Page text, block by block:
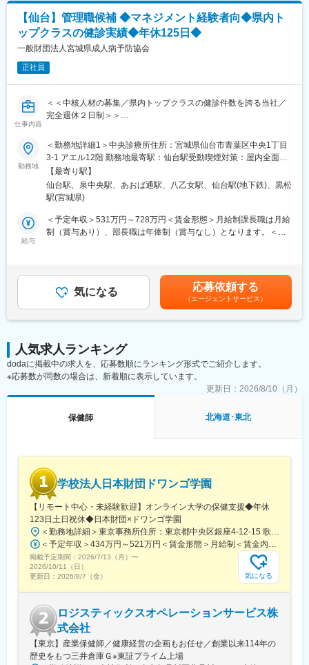
当社は、保健師や管理栄養士だけでなく、看護師や臨床心理士と
いった専門職が多数在籍しています。
～より多くの「こころと身体」の健康の実現に貢献します～を理
念に、対象者の心身の健康状態を分析し総合的なヘルスケアサー
誇ります。
中途入社、業界未経験の方が多数在籍しています。
在宅ワークも可能な就業環境で、休日も充実の体制プライベート
とも両立しながら長くご活躍頂ける環境です。
※フルリモートは不可になります。
・「SOMPOホールディングス」のグループ会社につき、安定した
経営基盤を持っている企業です。
・女性のはたらきやすい企業を目指し、グループ会社内でも模範
とされるよう努めています。育休、産休をしっかりと取得するこ
とが可能です。
【仙台】管理職候補 ◆マネジメント経験者向◆県内ト
ップクラスの健診実績◆年休125日◆
一般財団法人宮城県成人病予防協会
正社員
仕事内容
＜＜中核人材の募集／県内トップクラスの健診件数を誇る当社／
完全週休２日制＞＞
■募集背景：
今回当社の組織強化のため、中核人材の募集をすることとなりま
現状、管理職候補（課長・課長候補）となり得る人材の層が薄く
なっていることから、ご入社いただく方には管理職候補としての
ご活躍を期待しております。
配属部門においては、選考の中で経験と適性に応じて正式に決定
をいたします。
【配属部門例】
■業務概要：
・マネジメント（メンバー管理・業績予実管理・コスト管理な
ど）
・他部署との業務連携
■組織構成：
仙台循環器病センター（急性期病院）、総合健診センター（施設
配属先にもよりますが概ね3～20名規模の組織イメージとなりま
・落ち着いた雰囲気の中で、安定して働くことができます（年休
124日）
・人々の健康のために、世の中の役に立っている実感を得られる
仕事ができます
■企業概要：
昭和38年の設立以来、健康診査と診療の分野から、地域の皆さま
の健康的な生活に関わってきた当協会。最新医療機器や細やかな
サポート体制など、健康に関わるさまざまなサービスを展開して
変更の範囲：会社の定める業務
勤務地
＜勤務地詳細1＞中央診療所住所：宮城県仙台市青葉区中央1丁目
3-1 アエル12階 勤務地最寄駅：仙台駅受動喫煙対策：屋内全面禁
煙＜勤務地詳細2＞総合健診センター住所：宮城県仙台市泉区泉中
央1-6-12（仙台循環器病センター2F） 勤務地最寄駅：仙台市地下
鉄南北線線／泉中央駅受動喫煙対策：屋内全面禁煙＜勤務地詳細3
動喫煙対策：屋内全面禁煙変更の範囲：本文参照
【最寄り駅】
仙台駅、泉中央駅、あおば通駅、八乙女駅、仙台駅(地下鉄)、黒松
駅(宮城県)
給与
＜予定年収＞531万円～728万円＜賃金形態＞月給制課長職は月給
制（賞与あり）、部長職は年俸制（賞与なし）となります。＜賃
1.5％（過去実績）■賞与：年2回※計4.5ヶ月分（前年度実績）
■（例）上記月額349,510円は40歳課長職（賞与別）、月額
607,310円は50歳部長職（年俸制での月額・賞与なし）賃金はあ
くまでも目安の金額であり、選考を通じて上下する可能性があり
気になる 応募依頼する
（エージェントサービス）
人気求人ランキング
dodaに掲載中の求人を、応募数順にランキング形式でご紹介します。
※応募数が同数の場合は、新着順に表示しています。
更新日： 2026/8/10（月）
保健師 北海道･東北
学校法人日本財団ドワンゴ学園
【リモート中心・未経験歓迎】オンライン大学の保健支援◆年休
123日土日祝休◆日本財団×ドワンゴ学園
掲載予定期間： 2026/7/13（月） 〜
2026/10/11（日）
更新日： 2026/8/7（金） 気になる
ロジスティックスオペレーションサービス株
式会社
【東京】産業保健師／健康経営の企画もお任せ／創業以来114年の
歴史をもつ三井倉庫Ｇ※東証プライム上場